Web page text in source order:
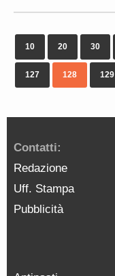
10 20 30
127 128 129
Contatti:
Redazione
Uff. Stampa
Pubblicità